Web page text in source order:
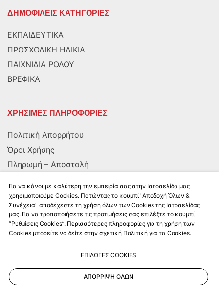
ΔΗΜΟΦΙΛΕΙΣ ΚΑΤΗΓΟΡΙΕΣ
ΕΚΠΑΙΔΕΥΤΙΚΑ
ΠΡΟΣΧΟΛΙΚΗ ΗΛΙΚΙΑ
ΠΑΙΧΝΙΔΙΑ ΡΟΛΟΥ
ΒΡΕΦΙΚΑ
ΧΡΗΣΙΜΕΣ ΠΛΗΡΟΦΟΡΙΕΣ
Πολιτική Απορρήτου
Όροι Χρήσης
Πληρωμή – Αποστολή
ΑΚΟΛΟΥΘΗΣΤΕ ΜΑΣ
Kalkito.gr2026 | All rights reserved
Για να κάνουμε καλύτερη την εμπειρία σας στην Ιστοσελίδα μας
χρησιμοποιούμε Cookies. Πατώντας το κουμπί "Αποδοχή Όλων &
Συνέχεια" αποδέχεστε τη χρήση όλων των Cookies της Ιστοσελίδας
μας. Για να τροποποιήσετε τις προτιμήσεις σας επιλέξτε το κουμπί
“Ρυθμίσεις Cookies”. Περισσότερες πληροφορίες για τη χρήση των
Cookies μπορείτε να δείτε στην σχετική Πολιτική για τα Cookies.
ΕΠΙΛΟΓΕΣ COOKIES
ΑΠΟΡΡΙΨΗ ΟΛΩΝ